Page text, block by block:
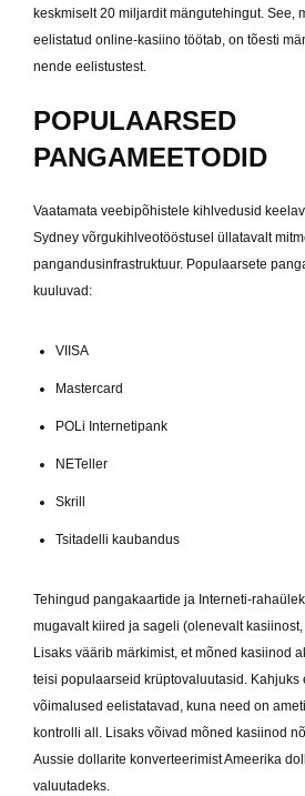
keskmiselt 20 miljardit mängutehingut. See,
eelistatud online-kasiino töötab, on tõesti
nende eelistustest.
POPULAARSED
PANGAMEETODID
Vaatamata veebipõhistele kihlvedusid
Sydney võrgukihlveotööstusel üllatavalt
pangandusinfrastruktuur. Populaarsete
kuuluvad:
VIISA
Mastercard
POLi Internetipank
NETeller
Skrill
Tsitadelli kaubandus
Tehingud pangakaartide ja Interneti-
mugavalt kiired ja sageli (olenevalt
Lisaks väärib märkimist, et mõned kasiinod
teisi populaarseid krüptovaluutasid.
võimalused eelistatavad, kuna need on
kontrolli all. Lisaks võivad mõned kasiinod
Aussie dollarite konverteerimist Ameerika
valuutadeks.